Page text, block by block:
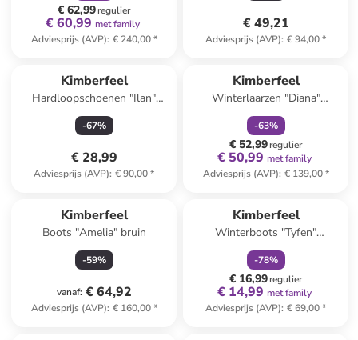
€ 62,99regulier
€ 60,99 met family
Adviesprijs (AVP): € 240,00*
€ 49,21
Adviesprijs (AVP): € 94,00*
Kimberfeel
Hardloopschoenen "Ilan"
antraciet
-67%
€ 28,99
Adviesprijs (AVP): € 90,00*
Kimberfeel
Winterlaarzen "Diana"
olijfgroen/zwart
-63%
€ 52,99regulier
€ 50,99 met family
Adviesprijs (AVP): € 139,00*
Kimberfeel
Boots "Amelia" bruin
-59%
vanaf: € 64,92
Adviesprijs (AVP): € 160,00*
Kimberfeel
Winterboots "Tyfen"
turquoise/zwart/oranje
-78%
€ 16,99regulier
€ 14,99 met family
Adviesprijs (AVP): € 69,00*